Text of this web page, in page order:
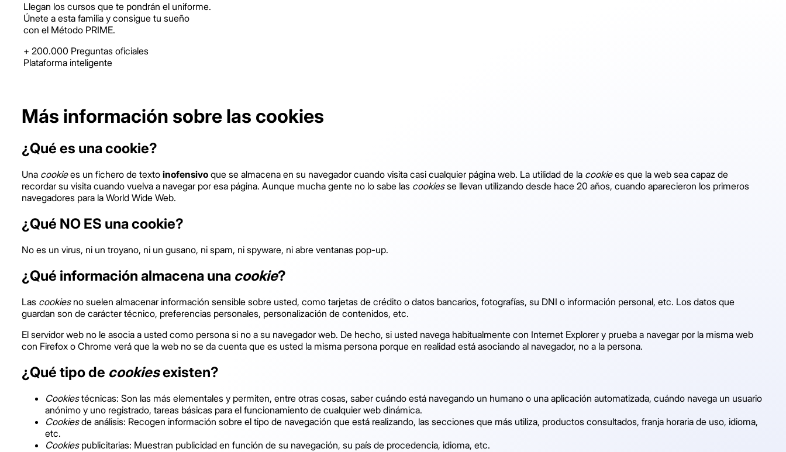
Llegan los cursos que te pondrán el uniforme.
Únete a esta familia y consigue tu sueño
con el Método PRIME.
+ 200.000 Preguntas oficiales
Plataforma inteligente
Más información sobre las cookies
¿Qué es una cookie?
Una cookiees un fichero de texto inofensivo que se almacena en su navegador cuando visita casi cualquier página web. La utilidad de la cookiees que la web sea capaz de
recordar su visita cuando vuelva a navegar por esa página. Aunque mucha gente no lo sabe las cookiesse llevan utilizando desde hace 20 años, cuando aparecieron los primeros
navegadores para la World Wide Web.
¿Qué NO ES una cookie?
No es un virus, ni un troyano, ni un gusano, ni spam, ni spyware, ni abre ventanas pop-up.
¿Qué información almacena una cookie?
Las cookiesno suelen almacenar información sensible sobre usted, como tarjetas de crédito o datos bancarios, fotografías, su DNI o información personal, etc. Los datos que
guardan son de carácter técnico, preferencias personales, personalización de contenidos, etc.
El servidor web no le asocia a usted como persona si no a su navegador web. De hecho, si usted navega habitualmente con Internet Explorer y prueba a navegar por la misma web
con Firefox o Chrome verá que la web no se da cuenta que es usted la misma persona porque en realidad está asociando al navegador, no a la persona.
¿Qué tipo de cookiesexisten?
Cookiestécnicas: Son las más elementales y permiten, entre otras cosas, saber cuándo está navegando un humano o una aplicación automatizada, cuándo navega un usuario
anónimo y uno registrado, tareas básicas para el funcionamiento de cualquier web dinámica.
Cookiesde análisis: Recogen información sobre el tipo de navegación que está realizando, las secciones que más utiliza, productos consultados, franja horaria de uso, idioma,
etc.
Cookiespublicitarias: Muestran publicidad en función de su navegación, su país de procedencia, idioma, etc.